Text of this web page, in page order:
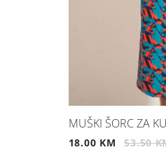
MUŠKI ŠORC ZA
18.00 KM 53.50